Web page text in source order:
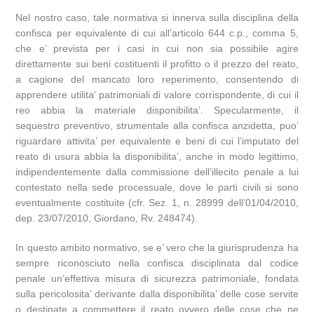
Nel nostro caso, tale normativa si innerva sulla disciplina della
confisca per equivalente di cui all’articolo 644 c.p., comma 5,
che e’ prevista per i casi in cui non sia possibile agire
direttamente sui beni costituenti il profitto o il prezzo del reato,
a cagione del mancato loro reperimento, consentendo di
apprendere utilita’ patrimoniali di valore corrispondente, di cui il
reo abbia la materiale disponibilita’. Specularmente, il
sequestro preventivo, strumentale alla confisca anzidetta, puo’
riguardare attivita’ per equivalente e beni di cui l’imputato del
reato di usura abbia la disponibilita’, anche in modo legittimo,
indipendentemente dalla commissione dell’illecito penale a lui
contestato nella sede processuale, dove le parti civili si sono
eventualmente costituite (cfr. Sez. 1, n. 28999 dell’01/04/2010,
dep. 23/07/2010, Giordano, Rv. 248474).
In questo ambito normativo, se e’ vero che la giurisprudenza ha
sempre riconosciuto nella confisca disciplinata dal codice
penale un’effettiva misura di sicurezza patrimoniale, fondata
sulla pericolosita’ derivante dalla disponibilita’ delle cose servite
o destinate a commettere il reato ovvero delle cose che ne